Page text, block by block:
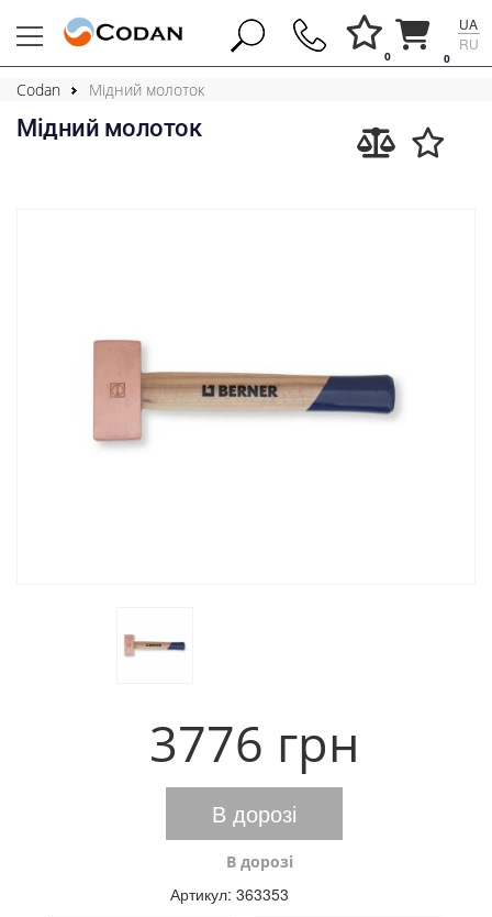
0
0
UA
RU
Codan Мідний молоток
Мідний молоток
3776 грн
В дорозі
В дорозі
Артикул: 363353